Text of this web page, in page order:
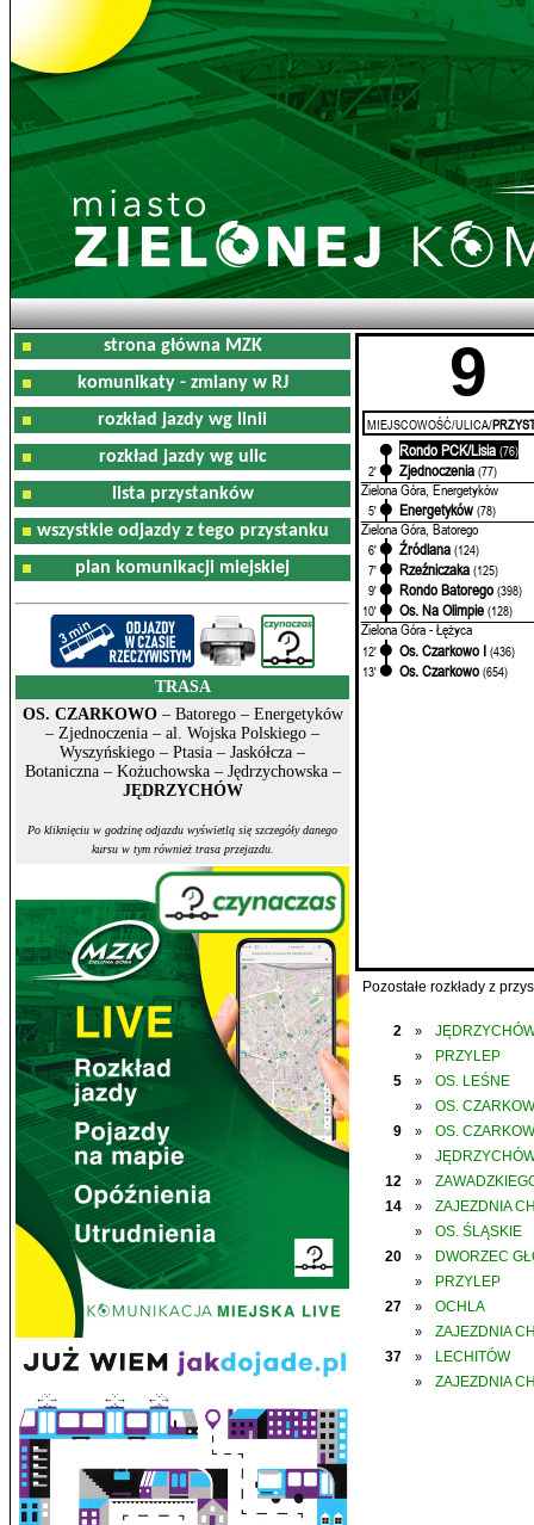
strona główna MZK
komunikaty - zmiany w RJ
rozkład jazdy wg linii
rozkład jazdy wg ulic
lista przystanków
wszystkie odjazdy z tego przystanku
plan komunikacji miejskiej
TRASA
OS. CZARKOWO– Batorego – Energetyków
– Zjednoczenia – al. Wojska Polskiego –
Wyszyńskiego – Ptasia – Jaskółcza –
Botaniczna – Kożuchowska – Jędrzychowska –
JĘDRZYCHÓW
Po kliknięciu w godzinę odjazdu wyświetlą się szczegóły danego
kursu w tym również trasa przejazdu.
9
MIEJSCOWOŚĆ/ULICA/
Rondo PCK/Lisia (76)
2'
Zjednoczenia (77)
Zielona Góra, Energetyków
5' Energetyków (78)
Zielona Góra, Batorego
6' Źródlana (124)
7'
Rzeźniczaka (125)
9'
Rondo Batorego (398)
10'
Os. Na Olimpie (128)
Zielona Góra - Łężyca
12' Os. Czarkowo I (436)
13'
Os. Czarkowo (654)
Pozostałe rozkłady z
2 »
»
PRZYLEP
5
» OS. LEŚNE
»
OS.
9
» OS.
»
12
»
14
» ZAJEZDNIA
»
OS. ŚLĄSKIE
20
» DWORZEC
»
PRZYLEP
27
» OCHLA
»
ZAJEZDNIA
37
» LECHITÓW
» ZAJEZDNIA